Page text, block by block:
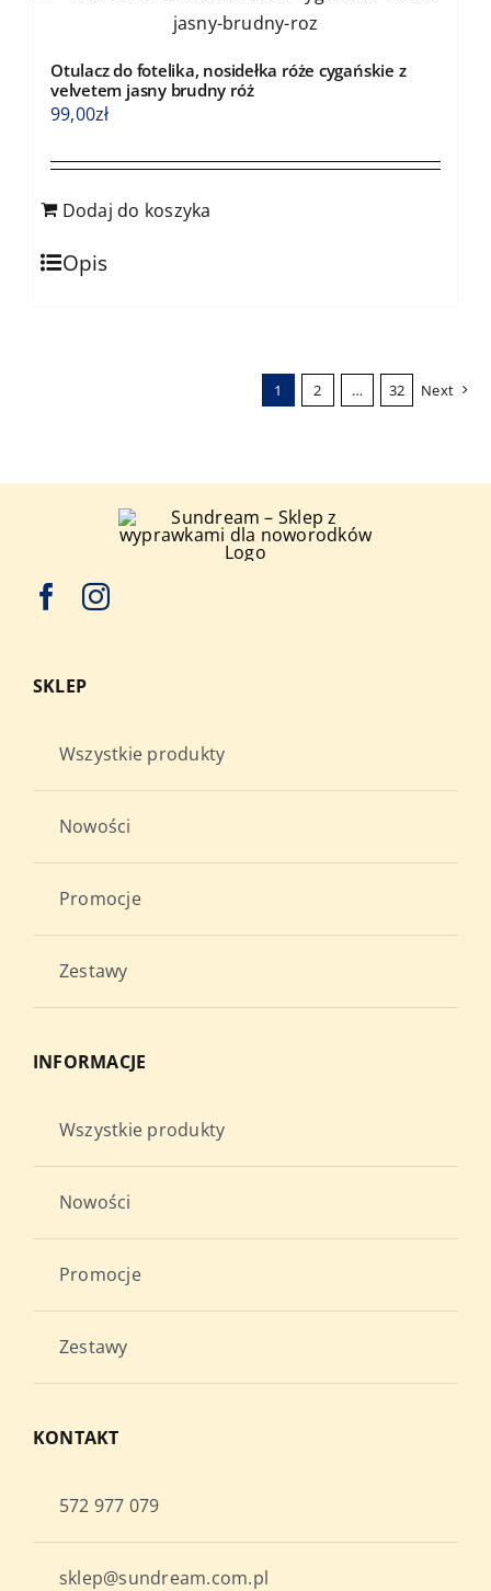
Otulacz do fotelika, nosidełka róże cygańskie z
velvetem jasny brudny róż
99,00zł
Dodaj do koszyka
Opis
1 2 … 32 Next
SKLEP
Wszystkie produkty
Nowości
Promocje
Zestawy
INFORMACJE
Wszystkie produkty
Nowości
Promocje
Zestawy
KONTAKT
572 977 079
sklep@sundream.com.pl